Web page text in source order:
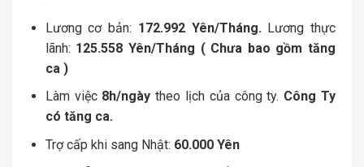
Lương cơ bản: 172.992 Yên/Tháng. Lương thực
lãnh: 125.558 Yên/Tháng ( Chưa bao gồm tăng
ca )
Làm việc 8h/ngày theo lịch của công ty. Công Ty
có tăng ca.
Trợ cấp khi sang Nhật: 60.000 Yên